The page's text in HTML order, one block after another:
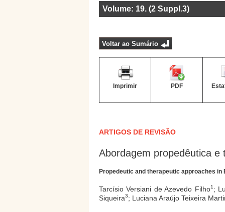
Volume: 19. (2 Suppl.3)
Voltar ao Sumário
Imprimir PDF
ARTIGOS DE REVISÃO
Abordagem propedêutica
Propedeutic and therapeutic approaches
Tarcísio Versiani de Azevedo Filho1 ;
Siqueira3; Luciana Araújo Teixeira